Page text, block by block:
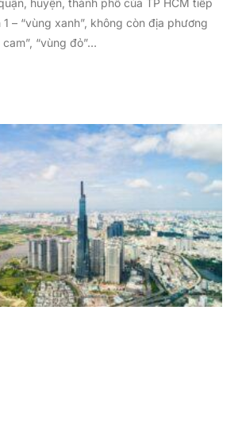
– “vùng xanh”, không còn địa phương
“vùng đỏ”…